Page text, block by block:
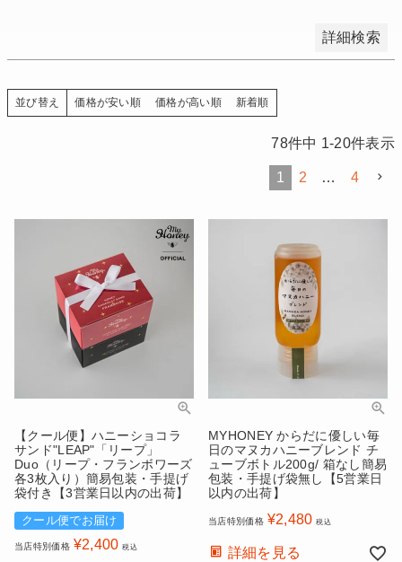
詳細検索
並び替え 価格が安い順 価格が高い順 新着順
78件中 1-20件表示
1 2 … 4
【クール便】ハニーショコラ
サンド"LEAP"「リープ」
Duo（リープ・フランボワーズ
各3枚入り）簡易包装・手提げ
袋付き【3営業日以内の出荷】
クール便でお届け
当店特別価格 ¥2,400 税込
MYHONEY からだに優しい毎
日のマヌカハニーブレンド チ
ューブボトル200g/ 箱なし簡易
包装・手提げ袋無し【5営業日
以内の出荷】
当店特別価格 ¥2,480 税込
詳細を見る